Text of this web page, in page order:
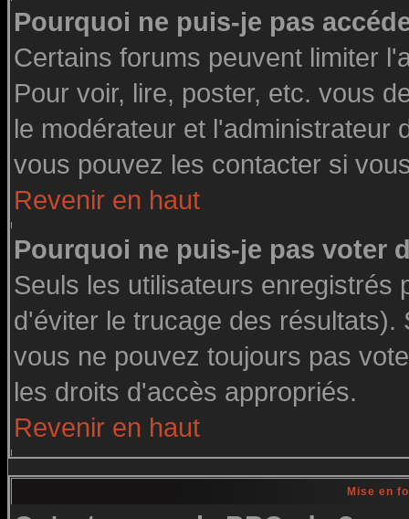
Pourquoi ne puis-je pas
Certains forums peuvent limiter
Pour voir, lire, poster, etc. vous
le modérateur et l'administrateur
vous pouvez les contacter si
Revenir en haut
Pourquoi ne puis-je pas voter
Seuls les utilisateurs enregistrés
d'éviter le trucage des
vous ne pouvez toujours pas
les droits d'accès appropriés.
Revenir en haut
Mise en